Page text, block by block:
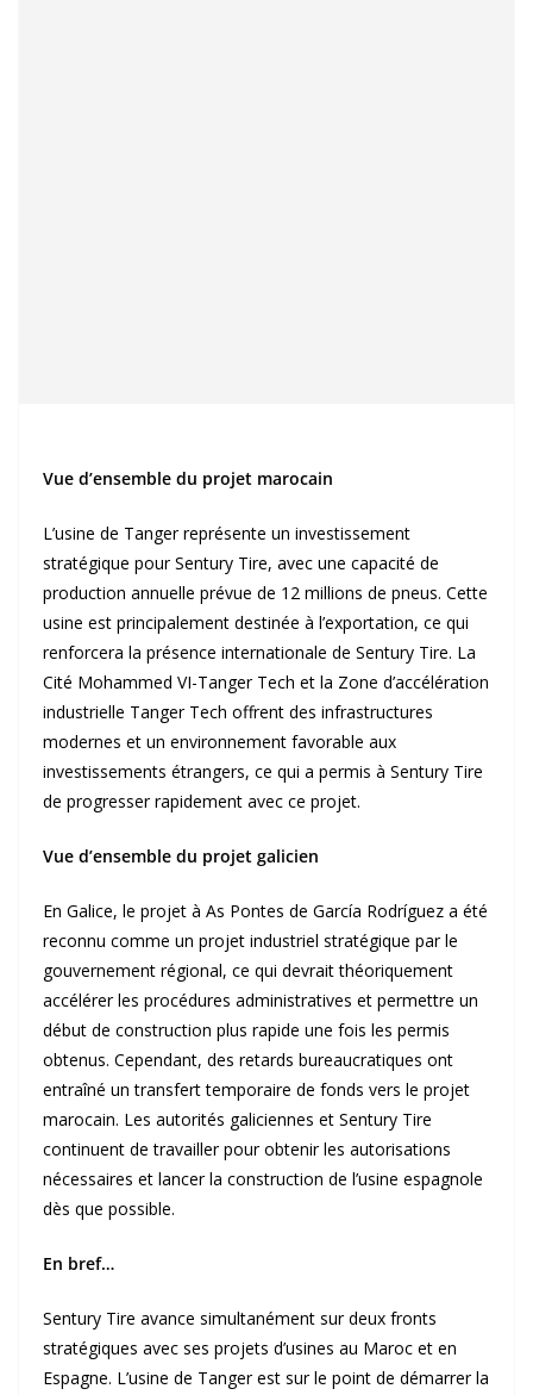
Vue d’ensemble du projet marocain
L’usine de Tanger représente un investissement
stratégique pour Sentury Tire, avec une capacité de
production annuelle prévue de 12 millions de pneus. Cette
usine est principalement destinée à l’exportation, ce qui
renforcera la présence internationale de Sentury Tire. La
Cité Mohammed VI-Tanger Tech et la Zone d’accélération
industrielle Tanger Tech offrent des infrastructures
modernes et un environnement favorable aux
investissements étrangers, ce qui a permis à Sentury Tire
de progresser rapidement avec ce projet.
Vue d’ensemble du projet galicien
En Galice, le projet à As Pontes de García Rodríguez a été
reconnu comme un projet industriel stratégique par le
gouvernement régional, ce qui devrait théoriquement
accélérer les procédures administratives et permettre un
début de construction plus rapide une fois les permis
obtenus. Cependant, des retards bureaucratiques ont
entraîné un transfert temporaire de fonds vers le projet
marocain. Les autorités galiciennes et Sentury Tire
continuent de travailler pour obtenir les autorisations
nécessaires et lancer la construction de l’usine espagnole
dès que possible.
En bref…
Sentury Tire avance simultanément sur deux fronts
stratégiques avec ses projets d’usines au Maroc et en
Espagne. L’usine de Tanger est sur le point de démarrer la